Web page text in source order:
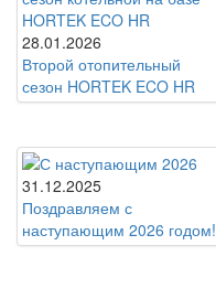
28.01.2026
Второй отопительный
сезон HORTEK ECO HR
31.12.2025
Поздравляем с
наступающим 2026 годом!